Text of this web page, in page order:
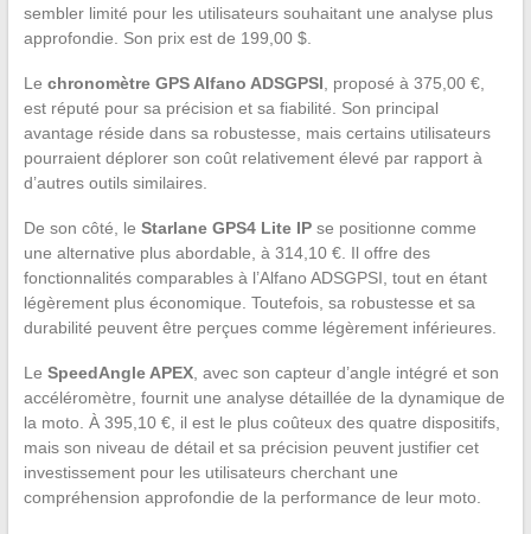
sembler limité pour les utilisateurs souhaitant une analyse plus
approfondie. Son prix est de 199,00 $.
Le chronomètre GPS Alfano ADSGPSI, proposé à 375,00 €,
est réputé pour sa précision et sa fiabilité. Son principal
avantage réside dans sa robustesse, mais certains utilisateurs
pourraient déplorer son coût relativement élevé par rapport à
d’autres outils similaires.
De son côté, le Starlane GPS4 Lite IPse positionne comme
une alternative plus abordable, à 314,10 €. Il offre des
fonctionnalités comparables à l’Alfano ADSGPSI, tout en étant
légèrement plus économique. Toutefois, sa robustesse et sa
durabilité peuvent être perçues comme légèrement inférieures.
Le SpeedAngle APEX, avec son capteur d’angle intégré et son
accéléromètre, fournit une analyse détaillée de la dynamique de
la moto. À 395,10 €, il est le plus coûteux des quatre dispositifs,
mais son niveau de détail et sa précision peuvent justifier cet
investissement pour les utilisateurs cherchant une
compréhension approfondie de la performance de leur moto.